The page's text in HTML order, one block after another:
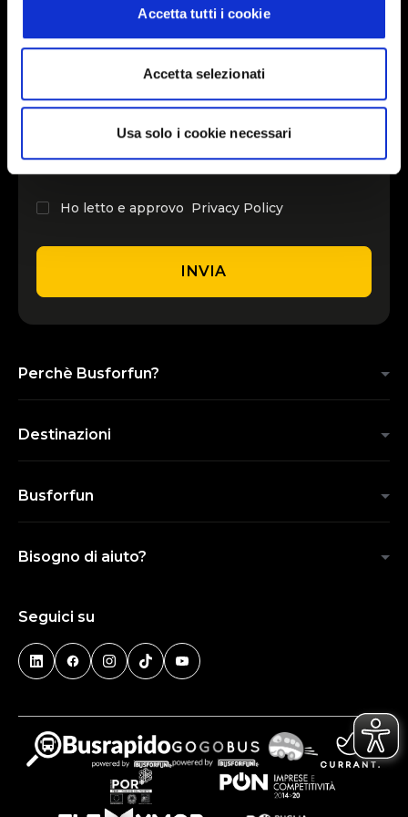
Accetta tutti i cookie
Accetta selezionati
Usa solo i cookie necessari
INSERISCI IL TUO NOME
Ho letto e approvo Privacy Policy
INVIA
Perchè Busforfun?
Destinazioni
Busforfun
Bisogno di aiuto?
Seguici su